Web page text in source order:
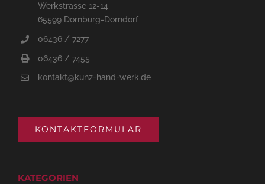
Werkstrasse 12-14
65599 Dornburg-Dorndorf
06436 / 7277
06436 / 7455
kontakt@kunz-hand-werk.de
KONTAKTFORMULAR
KATEGORIEN